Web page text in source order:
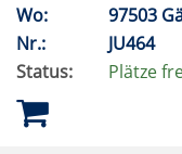
Wo:
97503
Nr.:
JU464
Status:
Plätze